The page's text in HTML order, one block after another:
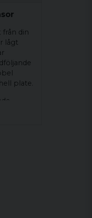
din
lågt
plate.
den
som vill
din